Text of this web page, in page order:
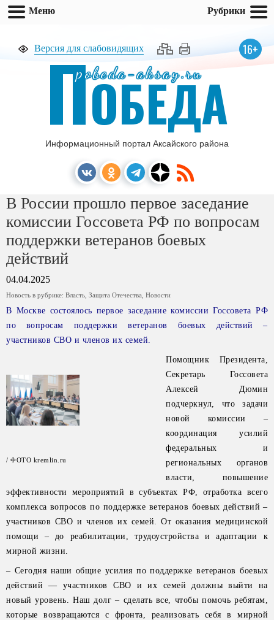
Версия для слабовидящих 16+
pobeda-aksay.ru
ПОБЕДА
Информационный портал Аксайского района
В России прошло первое заседание
комиссии Госсовета РФ по вопросам
поддержки ветеранов боевых
действий
04.04.2025
Новость в рубрике: Власть Защита Отечества Новости
В Москве состоялось первое заседание комиссии Госсовета РФ
по вопросам поддержки ветеранов боевых действий –
участников СВО и членов их семей.
/ ФОТО kremlin.ru
Помощник Президента,
Секретарь Госсовета
Алексей Дюмин
подчеркнул, что задачи
новой комиссии –
координация усилий
федеральных и
региональных органов
власти, повышение
эффективности мероприятий в субъектах РФ, отработка всего
комплекса вопросов по поддержке ветеранов боевых действий –
участников СВО и членов их семей. От оказания медицинской
помощи – до реабилитации, трудоустройства и адаптации к
мирной жизни.
– Сегодня наши общие усилия по поддержке ветеранов боевых
действий — участников СВО и их семей должны выйти на
новый уровень. Наш долг – сделать все, чтобы помочь ребятам,
которые возвращаются с фронта, реализовать себя в мирной
Меню Рубрики